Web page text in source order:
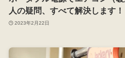
人の疑問、すべて解決します！
2023年2月22日